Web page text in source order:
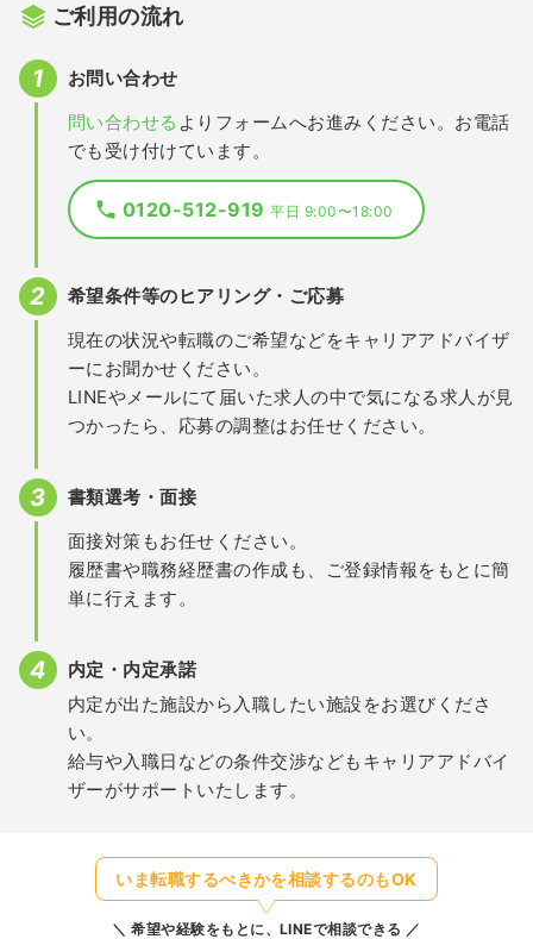
ご利用の流れ
お問い合わせ
問い合わせる よりフォームへお進みください。お電話
でも受け付けています。
0120-512-919平日 9:00〜18:00
希望条件等のヒアリング・ご応募
現在の状況や転職のご希望などをキャリアアドバイザ
ーにお聞かせください。
LINEやメールにて届いた求人の中で気になる求人が見
つかったら、応募の調整はお任せください。
書類選考・面接
面接対策もお任せください。
履歴書や職務経歴書の作成も、ご登録情報をもとに簡
単に行えます。
内定・内定承諾
内定が出た施設から入職したい施設をお選びくださ
い。
給与や入職日などの条件交渉などもキャリアアドバイ
ザーがサポートいたします。
いま転職するべきかを相談するのもOK
希望や経験をもとに、LINEで相談できる